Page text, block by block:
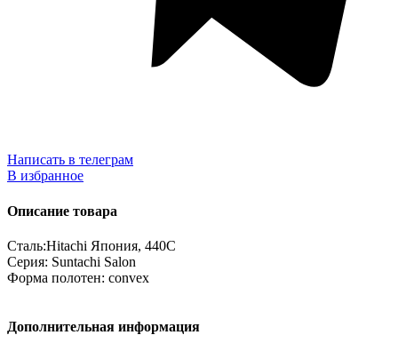
Написать в телеграм
В избранное
Описание товара
Сталь:Hitachi Япония, 440C
Серия: Suntachi Salon
Форма полотен: convex
Дополнительная информация